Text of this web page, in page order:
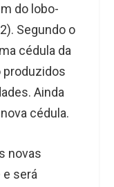
do lobo-
Segundo o
cédula da
produzidos
Ainda
cédula.
novas
e será